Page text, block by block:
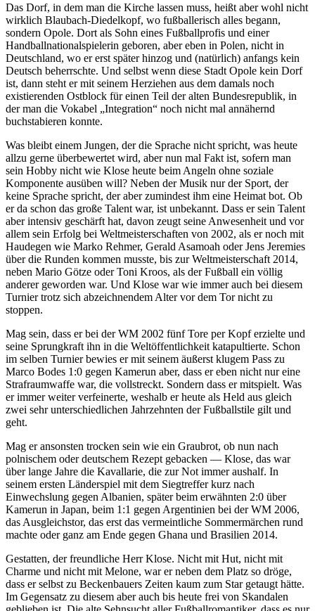
Das Dorf, in dem man die Kirche lassen muss, heißt aber wohl nicht
wirklich Blaubach-Diedelkopf, wo fußballerisch alles begann,
sondern Opole. Dort als Sohn eines Fußballprofis und einer
Handballnationalspielerin geboren, aber eben in Polen, nicht in
Deutschland, wo er erst später hinzog und (natürlich) anfangs kein
Deutsch beherrschte. Und selbst wenn diese Stadt Opole kein Dorf
ist, dann steht er mit seinem Herziehen aus dem damals noch
existierenden Ostblock für einen Teil der alten Bundesrepublik, in
der man die Vokabel „Integration“ noch nicht mal annähernd
buchstabieren konnte.
Was bleibt einem Jungen, der die Sprache nicht spricht, was heute
allzu gerne überbewertet wird, aber nun mal Fakt ist, sofern man
sein Hobby nicht wie Klose heute beim Angeln ohne soziale
Komponente ausüben will? Neben der Musik nur der Sport, der
keine Sprache spricht, der aber zumindest ihm eine Heimat bot. Ob
er da schon das große Talent war, ist unbekannt. Dass er sein Talent
aber intensiv geschärft hat, davon zeugt seine Anwesenheit und vor
allem sein Erfolg bei Weltmeisterschaften von 2002, als er noch mit
Haudegen wie Marko Rehmer, Gerald Asamoah oder Jens Jeremies
über die Runden kommen musste, bis zur Weltmeisterschaft 2014,
neben Mario Götze oder Toni Kroos, als der Fußball ein völlig
anderer geworden war. Und Klose war wie immer auch bei diesem
Turnier trotz sich abzeichnendem Alter vor dem Tor nicht zu
stoppen.
Mag sein, dass er bei der WM 2002 fünf Tore per Kopf erzielte und
seine Sprungkraft ihn in die Weltöffentlichkeit katapultierte. Schon
im selben Turnier bewies er mit seinem äußerst klugem Pass zu
Marco Bodes 1:0 gegen Kamerun aber, dass er eben nicht nur eine
Strafraumwaffe war, die vollstreckt. Sondern dass er mitspielt. Was
er immer weiter verfeinerte, weshalb er heute als Held aus gleich
zwei sehr unterschiedlichen Jahrzehnten der Fußballstile gilt und
geht.
Mag er ansonsten trocken sein wie ein Graubrot, ob nun nach
polnischem oder deutschem Rezept gebacken — Klose, das war
über lange Jahre die Kavallarie, die zur Not immer aushalf. In
seinem ersten Länderspiel mit dem Siegtreffer kurz nach
Einwechslung gegen Albanien, später beim erwähnten 2:0 über
Kamerun in Japan, beim 1:1 gegen Argentinien bei der WM 2006,
das Ausgleichstor, das erst das vermeintliche Sommermärchen rund
machte oder ganz am Ende gegen Ghana und Brasilien 2014.
Gestatten, der freundliche Herr Klose. Nicht mit Hut, nicht mit
Charme und nicht mit Melone, war er neben dem Platz so dröge,
dass er selbst zu Beckenbauers Zeiten kaum zum Star getaugt hätte.
Im Gegensatz zu diesem aber auch bis heute frei von Skandalen